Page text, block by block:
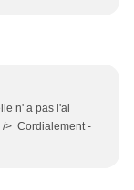
n' a pas l'ai
/> Cordialement -